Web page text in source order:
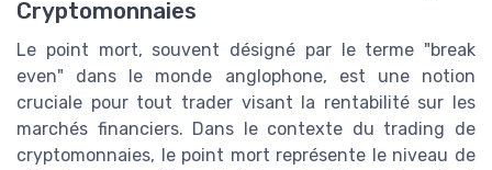
Cryptomonnaies
Le point mort, souvent désigné par le terme "break
even" dans le monde anglophone, est une notion
cruciale pour tout trader visant la rentabilité sur les
marchés financiers. Dans le contexte du trading de
cryptomonnaies, le point mort représente le niveau de